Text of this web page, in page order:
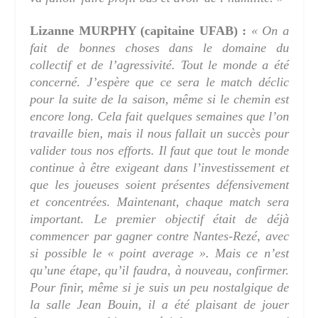
Lizanne MURPHY (capitaine UFAB) : « On a
fait de bonnes choses dans le domaine du
collectif et de l’agressivité. Tout le monde a été
concerné. J’espère que ce sera le match déclic
pour la suite de la saison, même si le chemin est
encore long. Cela fait quelques semaines que l’on
travaille bien, mais il nous fallait un succès pour
valider tous nos efforts. Il faut que tout le monde
continue à être exigeant dans l’investissement et
que les joueuses soient présentes défensivement
et concentrées. Maintenant, chaque match sera
important. Le premier objectif était de déjà
commencer par gagner contre Nantes-Rezé, avec
si possible le « point average ». Mais ce n’est
qu’une étape, qu’il faudra, à nouveau, confirmer.
Pour finir, même si je suis un peu nostalgique de
la salle Jean Bouin, il a été plaisant de jouer